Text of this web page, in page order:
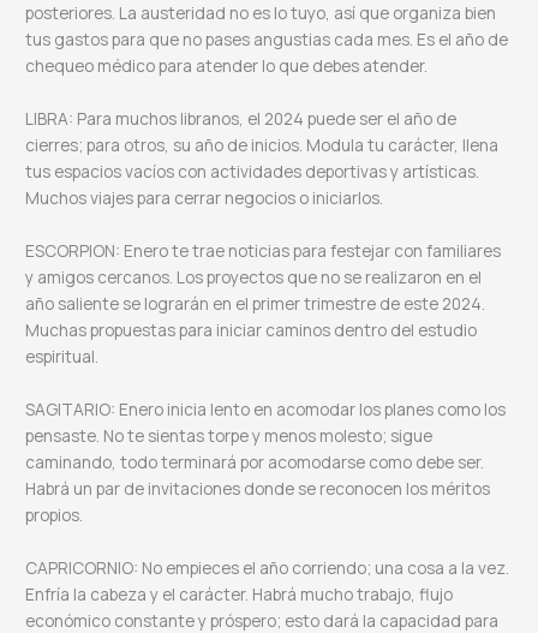
posteriores. La austeridad no es lo tuyo, así que organiza bien
tus gastos para que no pases angustias cada mes. Es el año de
chequeo médico para atender lo que debes atender.
LIBRA: Para muchos libranos, el 2024 puede ser el año de
cierres; para otros, su año de inicios. Modula tu carácter, llena
tus espacios vacíos con actividades deportivas y artísticas.
Muchos viajes para cerrar negocios o iniciarlos.
ESCORPION: Enero te trae noticias para festejar con familiares
y amigos cercanos. Los proyectos que no se realizaron en el
año saliente se lograrán en el primer trimestre de este 2024.
Muchas propuestas para iniciar caminos dentro del estudio
espiritual.
SAGITARIO: Enero inicia lento en acomodar los planes como los
pensaste. No te sientas torpe y menos molesto; sigue
caminando, todo terminará por acomodarse como debe ser.
Habrá un par de invitaciones donde se reconocen los méritos
propios.
CAPRICORNIO: No empieces el año corriendo; una cosa a la vez.
Enfría la cabeza y el carácter. Habrá mucho trabajo, flujo
económico constante y próspero; esto dará la capacidad para